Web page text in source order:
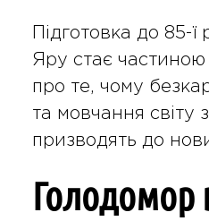
Підготовка до 85-ї
Яру стає
про те, чому
та мовчання світу
призводять до
Голодомор